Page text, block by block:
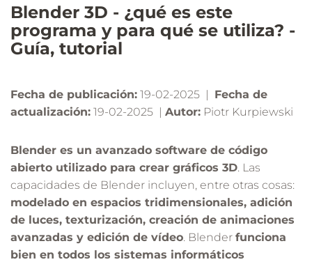
Blender 3D - ¿qué es este
programa y para qué se utiliza? -
Guía, tutorial
Fecha de publicación: 19-02-2025 | Fecha de
actualización: 19-02-2025 | Autor: Piotr Kurpiewski
Blender es un avanzado software de código
abierto utilizado para crear gráficos 3D. Las
capacidades de Blender incluyen, entre otras cosas:
modelado en espacios tridimensionales, adición
de luces, texturización, creación de animaciones
avanzadas y edición de vídeo. Blender funciona
bien en todos los sistemas informáticos